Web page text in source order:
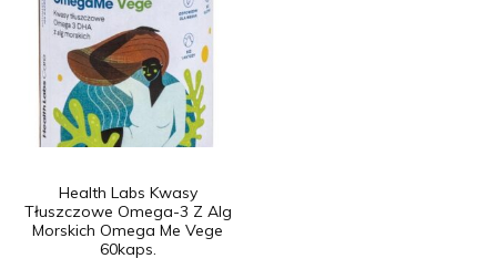
Health Labs Kwasy
Tłuszczowe Omega-3 Z Alg
Morskich Omega Me Vege
60kaps.